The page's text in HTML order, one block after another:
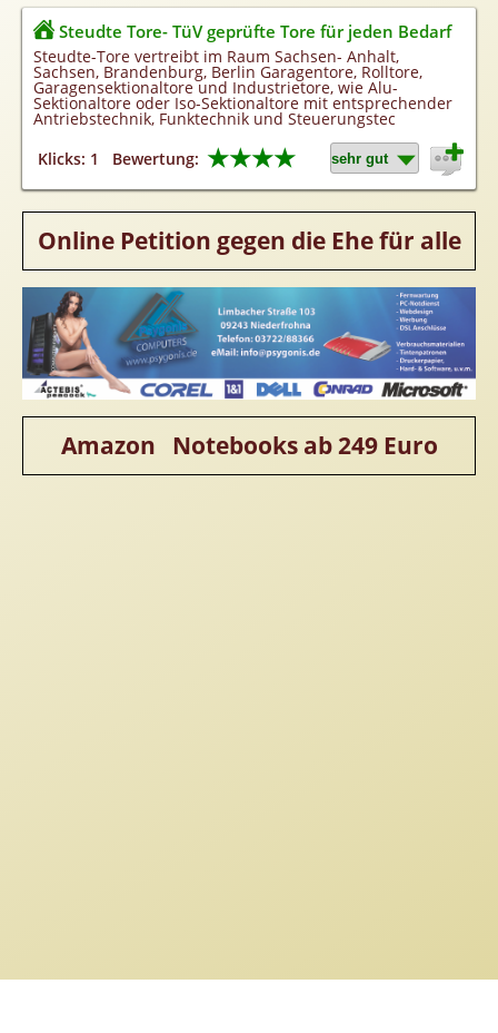
Partner
Homepageerstellung
Webkatalog
Linkaufbau
Sonderangebot
Steudte Tore- TüV geprüfte Tore für jeden Bedarf
Steudte-Tore vertreibt im Raum Sachsen- Anhalt,
Sachsen, Brandenburg, Berlin Garagentore, Rolltore,
Garagensektionaltore und Industrietore, wie Alu-
Sektionaltore oder Iso-Sektionaltore mit entsprechender
Antriebstechnik, Funktechnik und Steuerungstec
Klicks: 1
Bewertung: ★★★★
Online Petition gegen die Ehe für alle
Amazon Notebooks ab 249 Euro